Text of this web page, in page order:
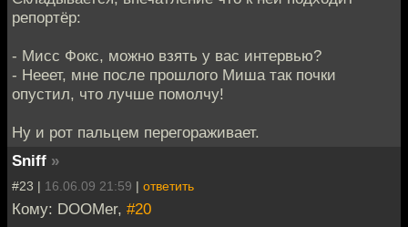
репортёр:
- Мисс Фокс, можно взять у вас интервью?
- Нееет, мне после прошлого Миша так почки
опустил, что лучше помолчу!
Ну и рот пальцем перегораживает.
Sniff »
#23 | 16.06.09 21:59 | ответить
Кому: DOOMer, #20